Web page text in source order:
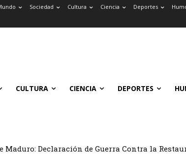
Sociedad Cultura Ciencia Deportes
CULTURA CIENCIA DEPORTES
Maduro: Declaración de Guerra Contra la